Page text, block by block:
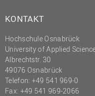
KONTAKT
Hochschule Osnabrück
University of Applied
Albrechtstr. 30
49076 Osnabrück
Telefon: +49 541 969-0
Fax: +49 541 969-2066